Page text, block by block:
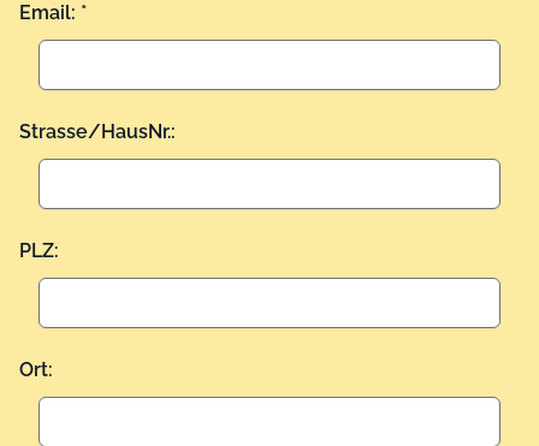
Email: *
Strasse/HausNr.:
PLZ:
Ort: